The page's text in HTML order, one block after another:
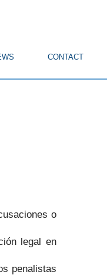
CONTACT
o
legal en
penalistas